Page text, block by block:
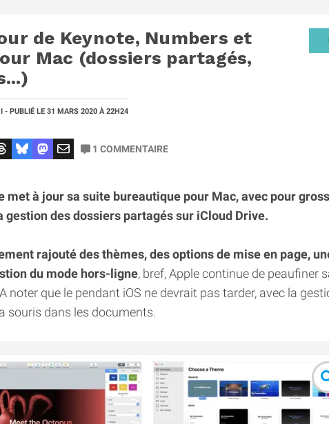
de Keynote, Numbers et
Mac (dossiers partagés,
- PUBLIÉ LE 31 MARS 2020 À 22H24
1 COMMENTAIRE
met à jour sa suite bureautique pour Mac, avec pour
gestion des dossiers partagés sur iCloud Drive.
rajouté des thèmes, des options de mise en page,
du mode hors-ligne, bref, Apple continue de peaufiner
noter que le pendant iOS ne devrait pas tarder, avec la
souris dans les documents.